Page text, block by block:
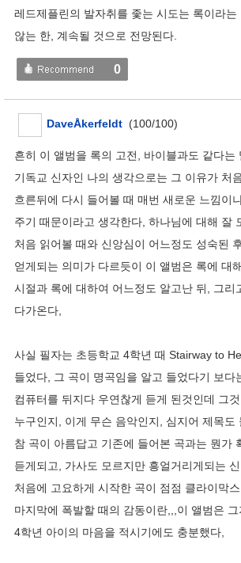
레드제플린의 발자취를 좇는 시도는 록이라는
않는 한, 계속될 것으로 전망된다.
0
DaveÅkerfeldt (100/100)
흔히 이 앨범을 록의 고전, 바이블과도 같다는
기독교 신자인 나의 생각으로는 그 이유가 처
흐른뒤에 다시 들어볼 때 매번 새로운 느낌이
주기 때문이라고 생각한다, 하나님에 대해 잘
처음 읽어볼 때와 신앙심이 어느정도 성숙된
얻게되는 의미가 다르듯이 이 앨범은 록에 대
시절과 록에 대하여 어느정도 알고난 뒤, 그리
다가온다,
사실 필자는 초등학교 4학년 때 Stairway to
들었다, 그 곡이 명곡임을 알고 들었다기 보다
컴퓨터를 뒤지다 우연찮게 듣게 된것인데 그
누구인지, 이게 무슨 음악인지, 심지어 제목도
참 곡이 아름답고 기존에 들어본 곡과는 뭔가
듣게되고, 가사도 모르지만 흥얼거리게되는
처음에 고요하게 시작한 곡이 점점 클라이막
마지막에 폭발할 때의 감동이란,,,이 앨범은
4학년 아이의 마음을 적시기에도 충분했다,